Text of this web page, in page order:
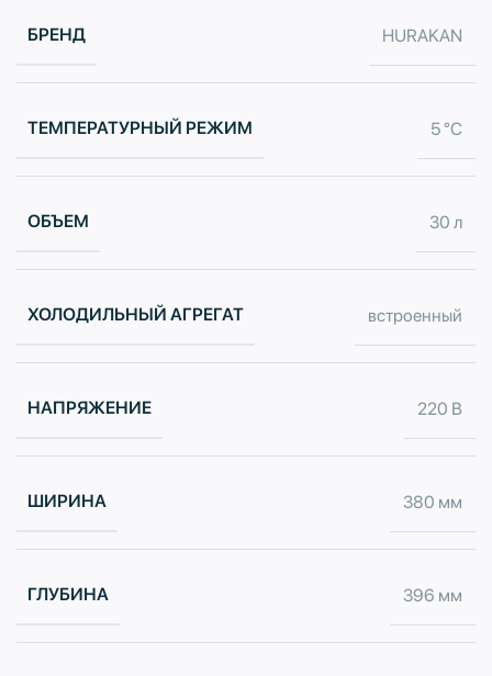
БРЕНД HURAKAN
ТЕМПЕРАТУРНЫЙ РЕЖИМ 5 °C
ОБЪЕМ 30 л
ХОЛОДИЛЬНЫЙ АГРЕГАТ встроенный
НАПРЯЖЕНИЕ 220 В
ШИРИНА 380 мм
ГЛУБИНА 396 мм